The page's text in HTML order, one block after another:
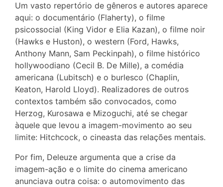
Um vasto repertório de gêneros e autores aparece
aqui: o documentário (Flaherty), o filme
psicossocial (King Vidor e Elia Kazan), o filme noir
(Hawks e Huston), o western (Ford, Hawks,
Anthony Mann, Sam Peckinpah), o filme histórico
hollywoodiano (Cecil B. De Mille), a comédia
americana (Lubitsch) e o burlesco (Chaplin,
Keaton, Harold Lloyd). Realizadores de outros
contextos também são convocados, como
Herzog, Kurosawa e Mizoguchi, até se chegar
àquele que levou a imagem-movimento ao seu
limite: Hitchcock, o cineasta das relações mentais.
Por fim, Deleuze argumenta que a crise da
imagem-ação e o limite do cinema americano
anunciava outra coisa: o automovimento das